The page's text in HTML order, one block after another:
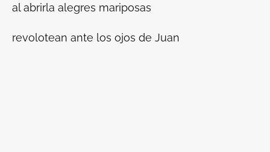
al abrirla alegres mariposas
revolotean ante los ojos de Juan